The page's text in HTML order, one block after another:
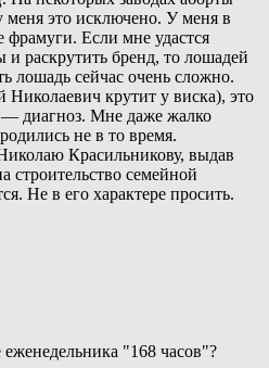
меня это исключено. У меня в
Если мне удастся
раскрутить бренд, то лошадей
лошадь сейчас очень сложно.
крутит у виска), это
диагноз. Мне даже жалко
не в то время.
Красильникову, выдав
строительство семейной
Не в его характере просить.
"168 часов"?